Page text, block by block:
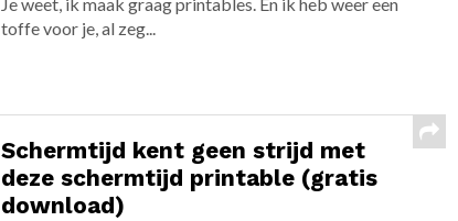
toffe voor je, al zeg...
Schermtijd kent geen strijd met
deze schermtijd printable (gratis
download)